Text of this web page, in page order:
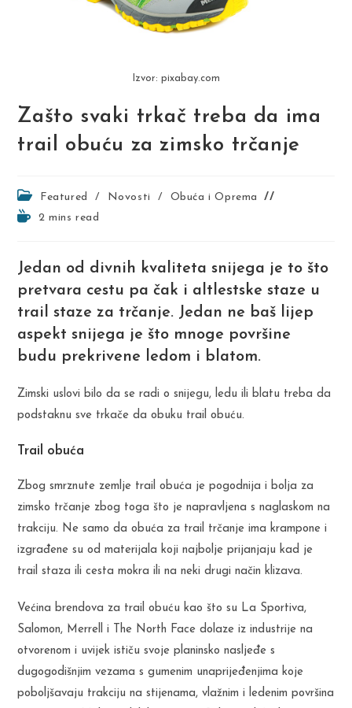
Izvor: pixabay.com
Zašto svaki trkač treba da ima
trail obuću za zimsko trčanje
Post
category:
Featured / Novosti /
Obuća i Oprema
Reading2 mins read
Jedan od divnih kvaliteta snijega je to što
pretvara cestu pa čak i altlestske staze u
trail staze za trčanje. Jedan ne baš lijep
aspekt snijega je što mnoge površine
budu prekrivene ledom i blatom.
Zimski uslovi bilo da se radi o snijegu, ledu ili blatu treba da
podstaknu sve trkače da obuku trail obuću.
Trail obuća
Zbog smrznute zemlje trail obuća je pogodnija i bolja za
zimsko trčanje zbog toga što je napravljena s naglaskom na
trakciju. Ne samo da obuća za trail trčanje ima krampone i
izgrađene su od materijala koji najbolje prijanjaju kad je
trail staza ili cesta mokra ili na neki drugi način klizava.
Većina brendova za trail obuću kao što su La Sportiva,
Salomon, Merrell i The North Face dolaze iz industrije na
otvorenom i uvijek ističu svoje planinsko nasljeđe s
dugogodišnjim vezama s gumenim unaprijeđenjima koje
poboljšavaju trakciju na stijenama, vlažnim i ledenim površina